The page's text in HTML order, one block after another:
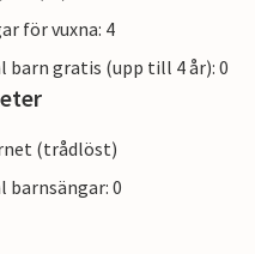
för vuxna: 4
barn gratis (upp till 4 år): 0
(trådlöst)
barnsängar: 0